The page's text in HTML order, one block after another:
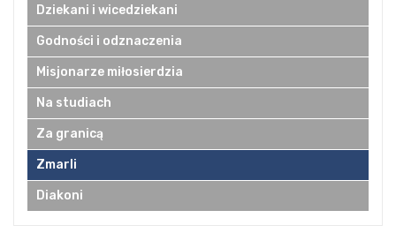
Dziekani i wicedziekani
Godności i odznaczenia
Misjonarze miłosierdzia
Na studiach
Za granicą
Zmarli
Diakoni